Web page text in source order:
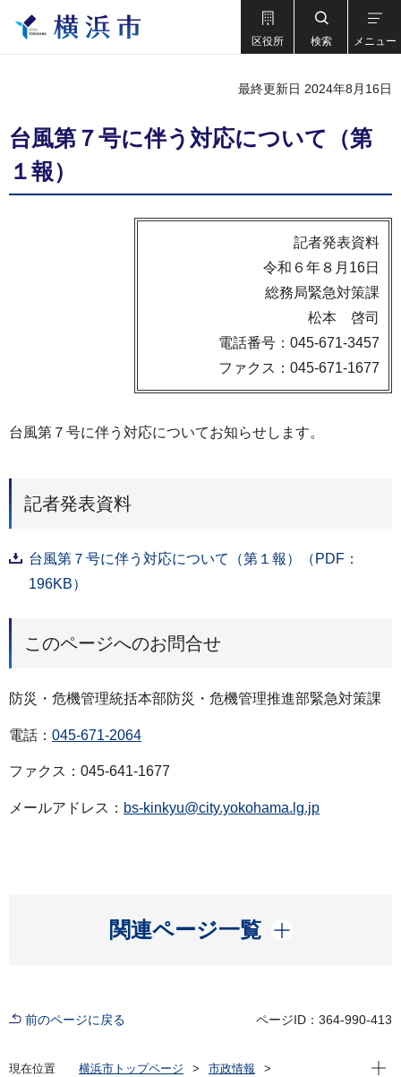
区役所 検索 メニュー
最終更新日 2024年8月16日
台風第７号に伴う対応について（第
１報）
記者発表資料
令和６年８月16日
総務局緊急対策課
松本 啓司
電話番号：045-671-3457
ファクス：045-671-1677
台風第７号に伴う対応についてお知らせします。
記者発表資料
台風第７号に伴う対応について（第１報）（PDF：
196KB）
このページへのお問合せ
防災・危機管理統括本部防災・危機管理推進部緊急対策課
電話： 045-671-2064
ファクス：045-641-1677
メールアドレス： bs-kinkyu@city.yokohama.lg.jp
関連ページ一覧
開く
前のページに戻る ページID：364-990-413
現在位置 横浜市トップページ
市政情報
現在